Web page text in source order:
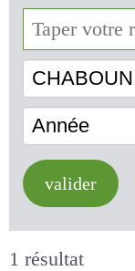
CHABOUNI A.
valider